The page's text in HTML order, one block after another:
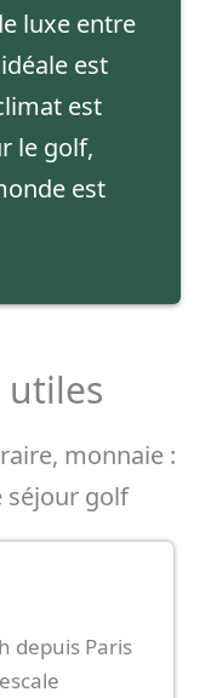
luxe entre
est
est
le golf,
est
monnaie :
séjour golf
depuis Paris